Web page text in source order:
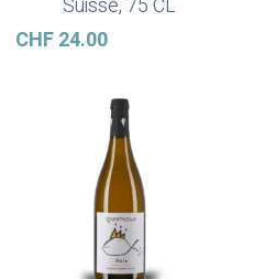
Suisse, 75 CL
CHF24.00